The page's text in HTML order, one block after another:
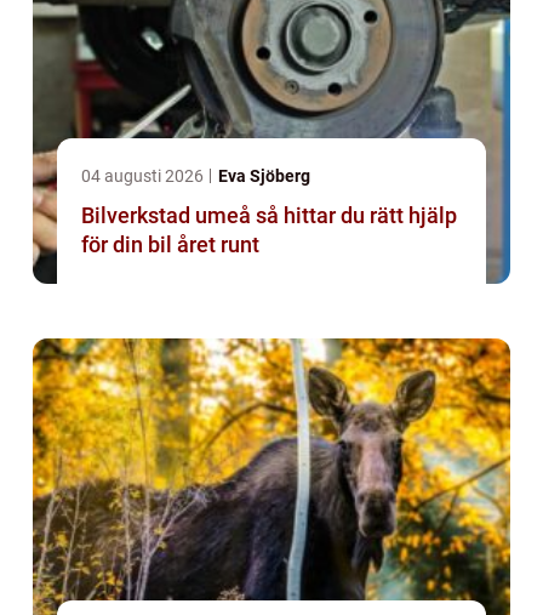
04 augusti 2026 Eva Sjöberg
Bilverkstad umeå så hittar du rätt hjälp
för din bil året runt